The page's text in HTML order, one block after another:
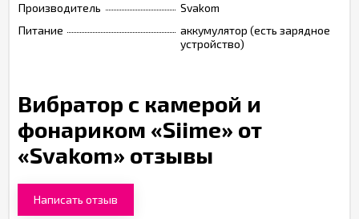
Производитель
Svakom
Питание
аккумулятор (есть зарядное
устройство)
Вибратор с камерой и
фонариком «Siime» от
«Svakom» отзывы
Написать отзыв